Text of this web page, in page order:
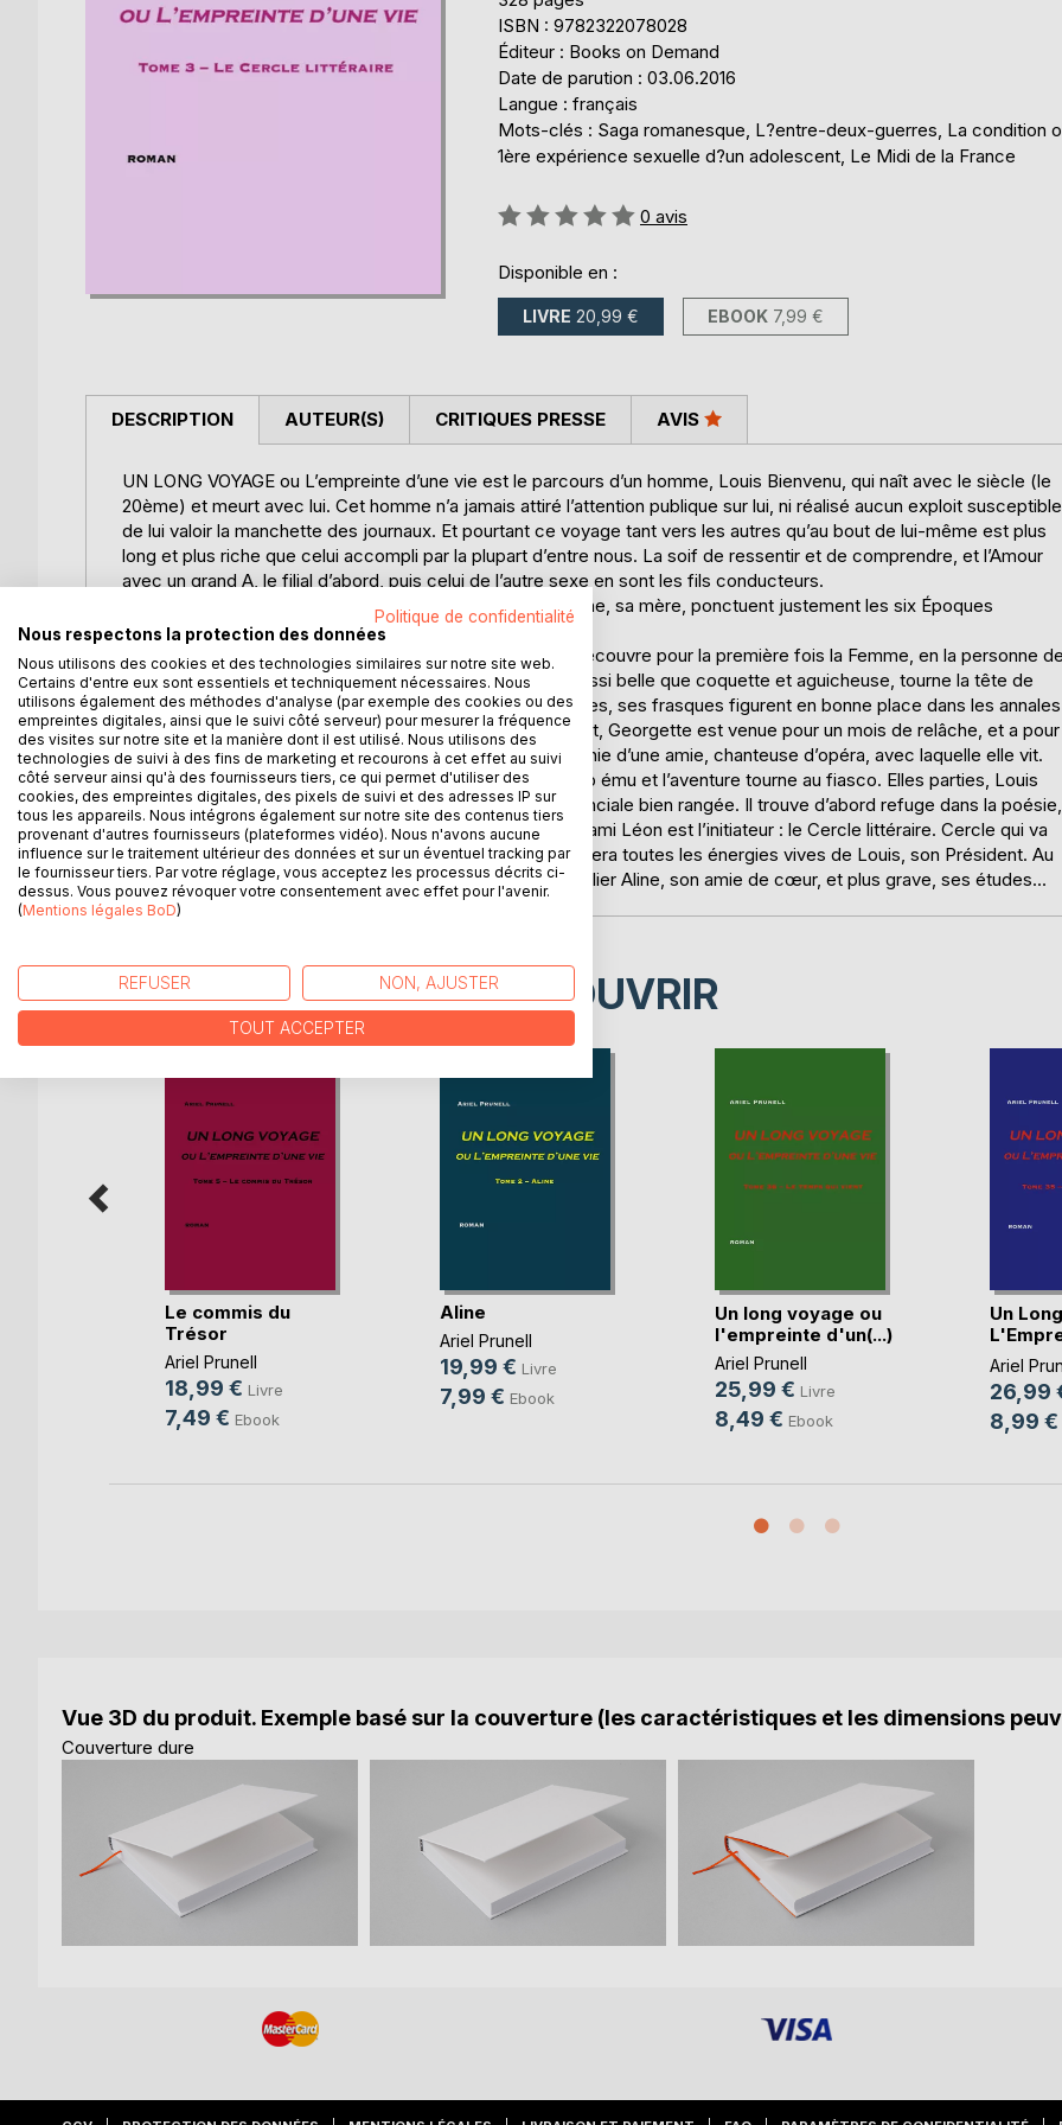
ISBN : 9782322078028
Éditeur : Books on Demand
Date de parution : 03.06.2016
Langue : français
Mots-clés : Saga romanesque, L?entre-deux-guerres, La condition
1ère expérience sexuelle d?un adolescent, Le Midi de la France
Évaluation:
0 avis
Disponible en :
LIVRE 20,99 € EBOOK 7,99 €
DESCRIPTION
UN LONG VOYAGE ou L’empreinte d’une vie est le parcours d’un homme, Louis Bienvenu, qui naît avec le siècle (le
20ème) et meurt avec lui. Cet homme n’a jamais attiré l’attention publique sur lui, ni réalisé aucun exploit susceptible
de lui valoir la manchette des journaux. Et pourtant ce voyage tant vers les autres qu’au bout de lui-même est plus
long et plus riche que celui accompli par la plupart d’entre nous. La soif de ressentir et de comprendre, et l’Amour
avec un grand A, le filial d’abord, puis celui de l’autre sexe en sont les fils conducteurs.
Les six femmes qu’il a aimées, à commencer par Germaine, sa mère, ponctuent justement les six Époques
chronologiques de cette vaste fresque.
Dans ce troisième tome, suite de la 1ère Époque, Louis découvre pour la première fois la Femme, en la personne
sa cousine Georgette, son aînée de neuf ans. Celle-ci, aussi belle que coquette et aguicheuse, tourne la tête de
tous les garçons, et elle le leur rend bien : de mœurs faciles, ses frasques figurent en bonne place dans les annales
de la famille. Après ses tournées de chanteuse de cabaret, Georgette est venue pour un mois de relâche, et a pour
l’occasion loué un pavillon. Elle s’offre à Louis en compagnie d’une amie, chanteuse d’opéra, avec laquelle elle vit.
Louis, à l’imagination pourtant fertile en la matière, est trop ému et l’aventure tourne au fiasco. Elles parties, Louis
retombe lourdement dans la routine de sa petite vie provinciale bien rangée. Il trouve d’abord refuge dans la poésie,
son amie de toujours, puis dans un grand projet dont son ami Léon est l’initiateur : le Cercle littéraire. Cercle qui va
faire son chemin, et qui, bientôt connu dans la ville, occupera toutes les énergies vives de Louis, son Président. Au
point que celui-ci en viendra à négliger le reste, en particulier Aline, son amie de cœur, et plus grave, ses études…
AUTEUR(S) CRITIQUES PRESSE AVIS
D’AUTRES TITRES À DÉCOUVRIR
Le commis du
Trésor
Ariel Prunell
18,99 € Livre
7,49 € Ebook
Aline
Ariel Prunell
19,99 € Livre
7,99 € Ebook
Un long voyage ou
l'empreinte d'un(...)
Ariel Prunell
25,99 € Livre
8,49 € Ebook
Un
vie
Ariel
26,99
8,99 €
Vue 3D du produit. Exemple basé sur la couverture (les caractéristiques et les dimensions
Couverture dure
Politique de confidentialité
Nous respectons la protection des données
Nous utilisons des cookies et des technologies similaires sur notre site web.
Certains d'entre eux sont essentiels et techniquement nécessaires. Nous
utilisons également des méthodes d'analyse (par exemple des cookies ou des
empreintes digitales, ainsi que le suivi côté serveur) pour mesurer la fréquence
des visites sur notre site et la manière dont il est utilisé. Nous utilisons des
technologies de suivi à des fins de marketing et recourons à cet effet au suivi
côté serveur ainsi qu'à des fournisseurs tiers, ce qui permet d'utiliser des
cookies, des empreintes digitales, des pixels de suivi et des adresses IP sur
tous les appareils. Nous intégrons également sur notre site des contenus tiers
provenant d'autres fournisseurs (plateformes vidéo). Nous n'avons aucune
influence sur le traitement ultérieur des données et sur un éventuel tracking par
le fournisseur tiers. Par votre réglage, vous acceptez les processus décrits ci-
dessus. Vous pouvez révoquer votre consentement avec effet pour l'avenir.
(Mentions légales BoD)
REFUSER NON, AJUSTER
TOUT ACCEPTER